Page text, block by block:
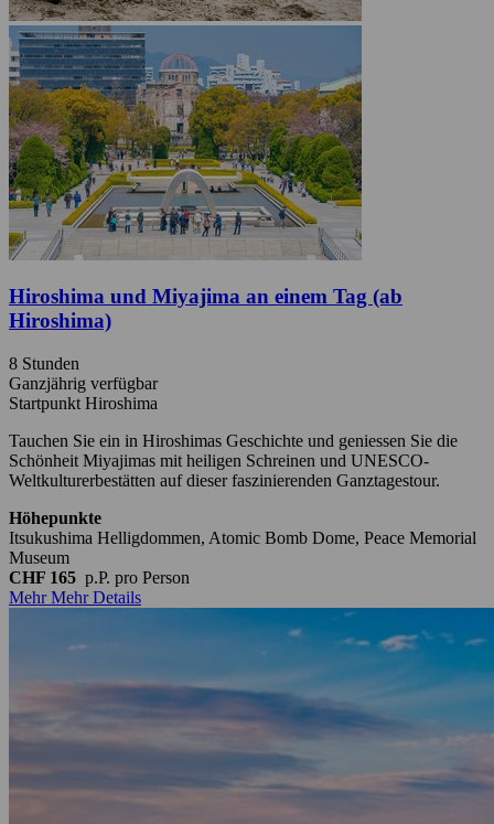
Hiroshima und Miyajima an einem Tag (ab
Hiroshima)
8 Stunden
Ganzjährig verfügbar
Startpunkt Hiroshima
Tauchen Sie ein in Hiroshimas Geschichte und geniessen Sie die
Schönheit Miyajimas mit heiligen Schreinen und UNESCO-
Weltkulturerbestätten auf dieser faszinierenden Ganztagestour.
Höhepunkte
Itsukushima Helligdommen, Atomic Bomb Dome, Peace Memorial
Museum
CHF 165 p.P. pro Person
Mehr Mehr Details